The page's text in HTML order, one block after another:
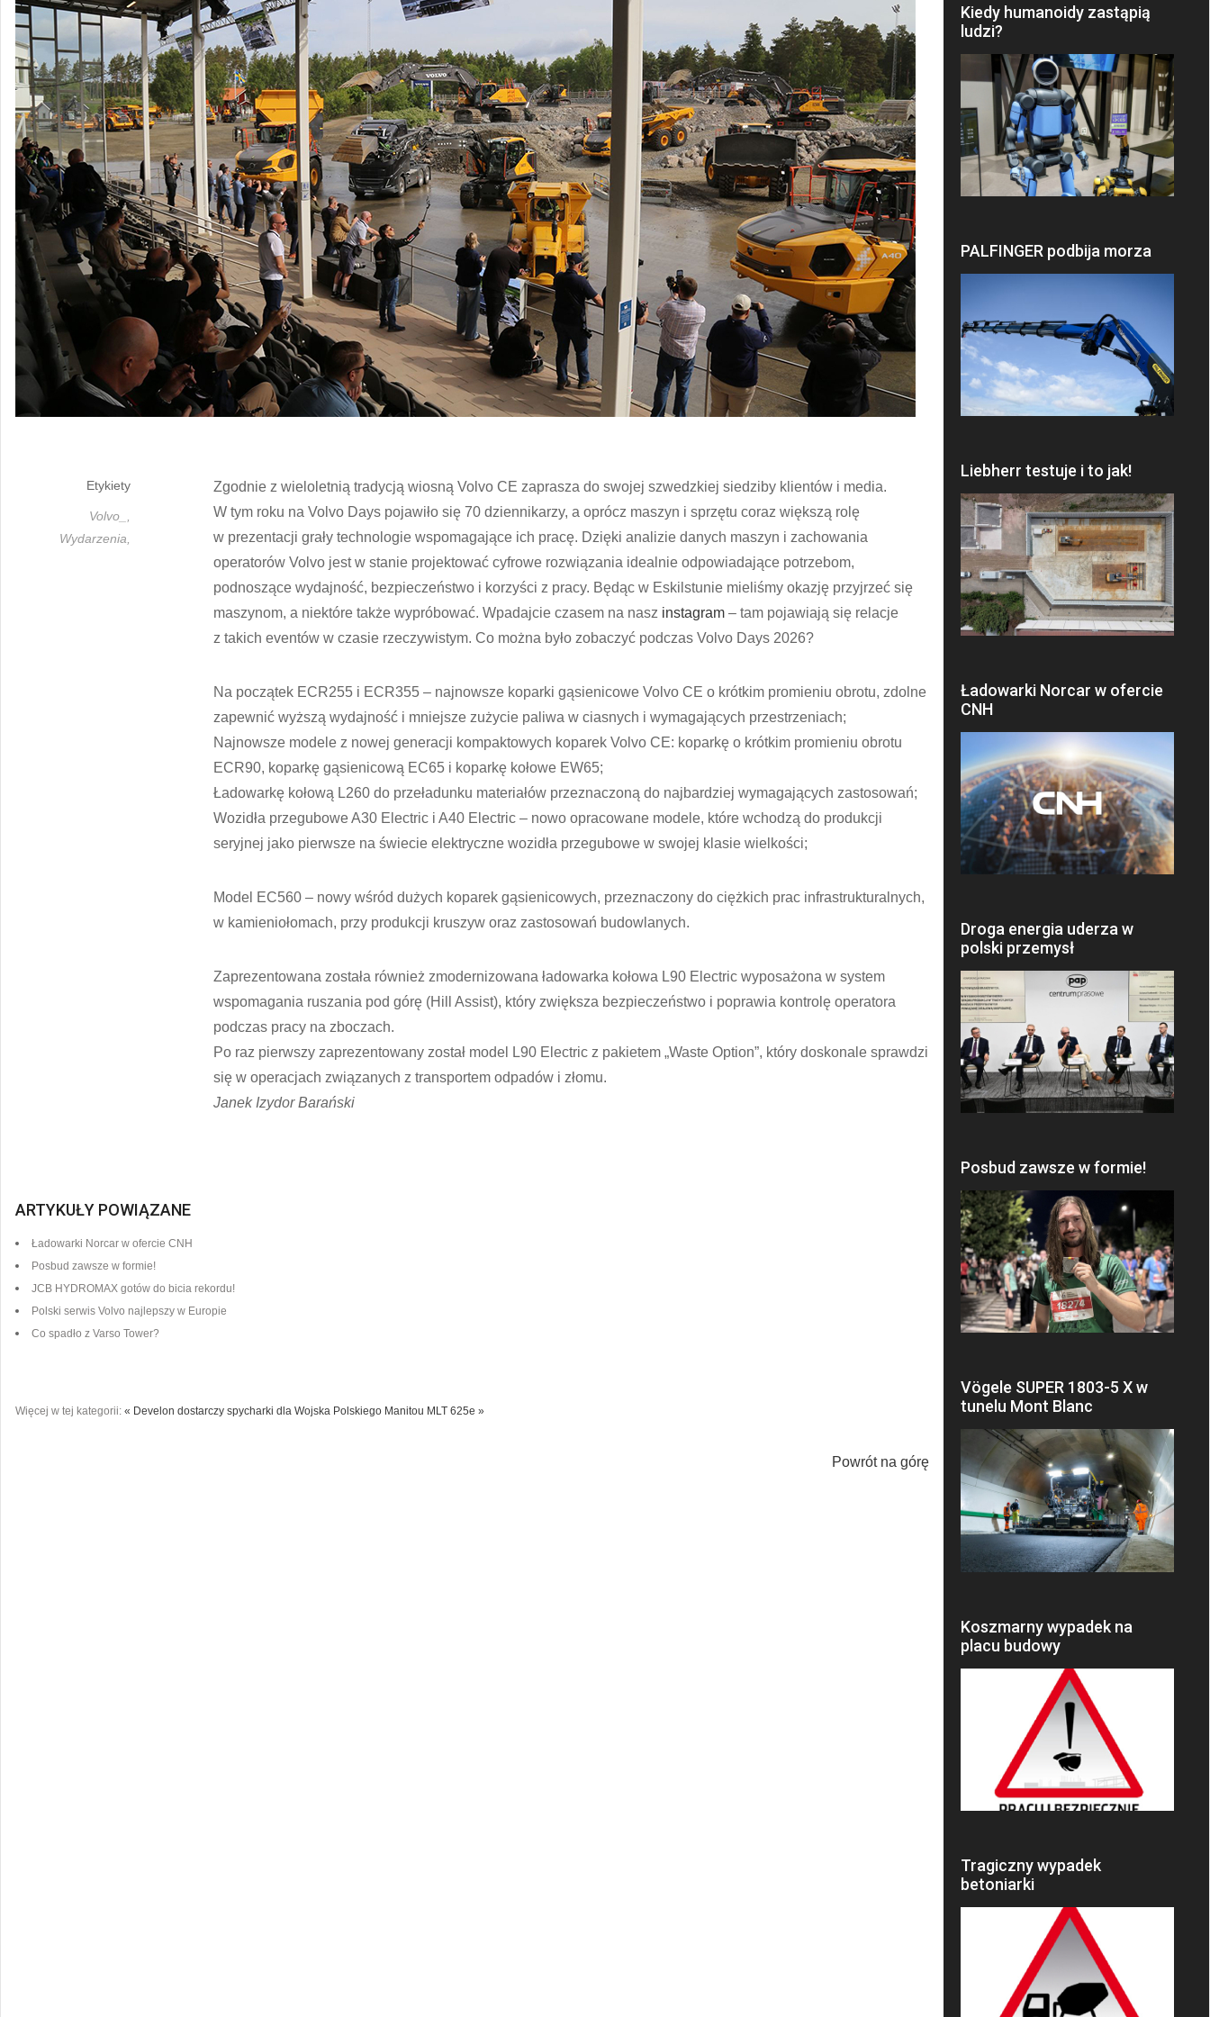
Etykiety
Volvo_,
Wydarzenia,
Zgodnie z wieloletnią tradycją wiosną Volvo CE zaprasza do swojej szwedzkiej siedziby klientów i media.
W tym roku na Volvo Days pojawiło się 70 dziennikarzy, a oprócz maszyn i sprzętu coraz większą rolę
w prezentacji grały technologie wspomagające ich pracę. Dzięki analizie danych maszyn i zachowania
operatorów Volvo jest w stanie projektować cyfrowe rozwiązania idealnie odpowiadające potrzebom,
podnoszące wydajność, bezpieczeństwo i korzyści z pracy. Będąc w Eskilstunie mieliśmy okazję przyjrzeć się
maszynom, a niektóre także wypróbować. Wpadajcie czasem na nasz instagram – tam pojawiają się relacje
z takich eventów w czasie rzeczywistym. Co można było zobaczyć podczas Volvo Days 2026?
Na początek ECR255 i ECR355 – najnowsze koparki gąsienicowe Volvo CE o krótkim promieniu obrotu, zdolne
zapewnić wyższą wydajność i mniejsze zużycie paliwa w ciasnych i wymagających przestrzeniach;
Najnowsze modele z nowej generacji kompaktowych koparek Volvo CE: koparkę o krótkim promieniu obrotu
ECR90, koparkę gąsienicową EC65 i koparkę kołowe EW65;
Ładowarkę kołową L260 do przeładunku materiałów przeznaczoną do najbardziej wymagających zastosowań;
Wozidła przegubowe A30 Electric i A40 Electric – nowo opracowane modele, które wchodzą do produkcji
seryjnej jako pierwsze na świecie elektryczne wozidła przegubowe w swojej klasie wielkości;
Model EC560 – nowy wśród dużych koparek gąsienicowych, przeznaczony do ciężkich prac infrastrukturalnych,
w kamieniołomach, przy produkcji kruszyw oraz zastosowań budowlanych.
Zaprezentowana została również zmodernizowana ładowarka kołowa L90 Electric wyposażona w system
wspomagania ruszania pod górę (Hill Assist), który zwiększa bezpieczeństwo i poprawia kontrolę operatora
podczas pracy na zboczach.
Po raz pierwszy zaprezentowany został model L90 Electric z pakietem „Waste Option”, który doskonale sprawdzi
się w operacjach związanych z transportem odpadów i złomu.
Janek Izydor Barański
ARTYKUŁY POWIĄZANE
Ładowarki Norcar w ofercie CNH
Posbud zawsze w formie!
JCB HYDROMAX gotów do bicia rekordu!
Polski serwis Volvo najlepszy w Europie
Co spadło z Varso Tower?
Więcej w tej kategorii: « Develon dostarczy spycharki dla Wojska Polskiego Manitou MLT 625e »
Powrót na górę
Kiedy humanoidy zastąpią
ludzi?
PALFINGER podbija morza
Liebherr testuje i to jak!
Ładowarki Norcar w ofercie
CNH
Droga energia uderza w
polski przemysł
Posbud zawsze w formie!
Vögele SUPER 1803-5 X w
tunelu Mont Blanc
Koszmarny wypadek na
placu budowy
Tragiczny wypadek
betoniarki